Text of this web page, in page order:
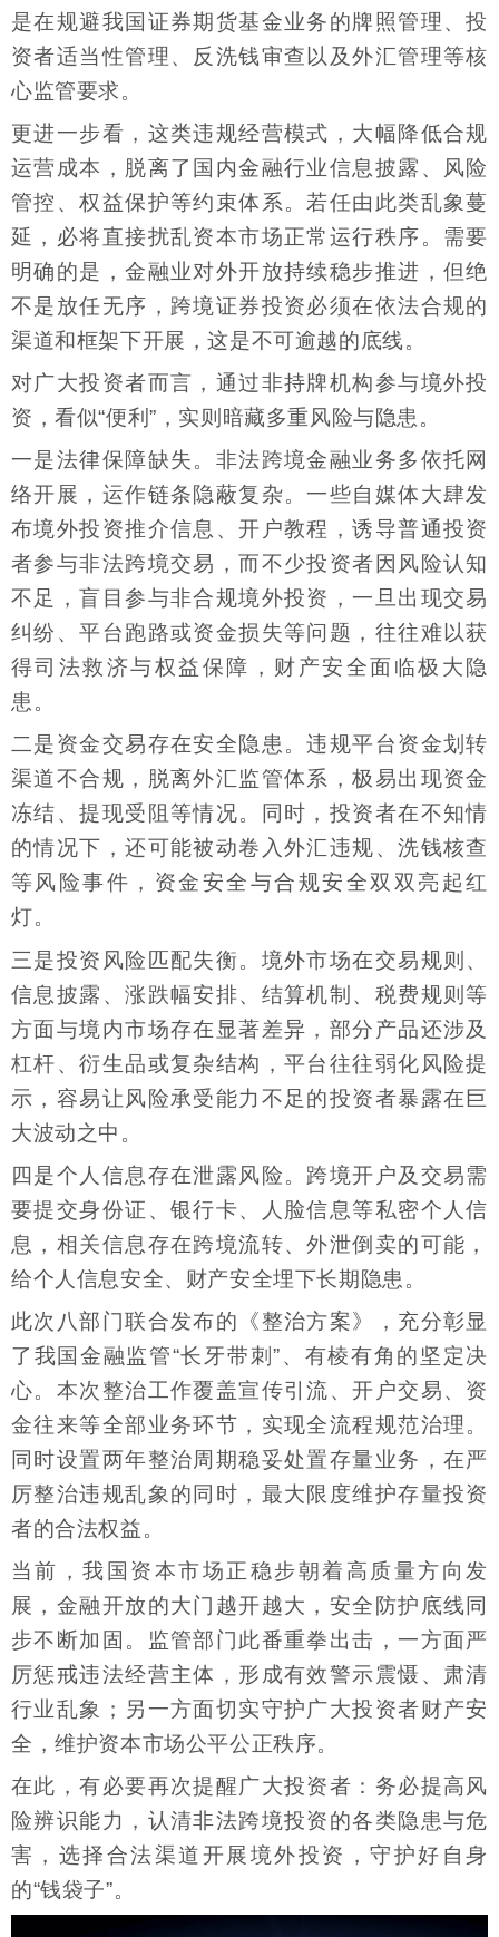
是在规避我国证券期货基金业务的牌照管理、投
资者适当性管理、反洗钱审查以及外汇管理等核
心监管要求。
更进一步看，这类违规经营模式，大幅降低合规
运营成本，脱离了国内金融行业信息披露、风险
管控、权益保护等约束体系。若任由此类乱象蔓
延，必将直接扰乱资本市场正常运行秩序。需要
明确的是，金融业对外开放持续稳步推进，但绝
不是放任无序，跨境证券投资必须在依法合规的
渠道和框架下开展，这是不可逾越的底线。
对广大投资者而言，通过非持牌机构参与境外投
资，看似“便利”，实则暗藏多重风险与隐患。
一是法律保障缺失。非法跨境金融业务多依托网
络开展，运作链条隐蔽复杂。一些自媒体大肆发
布境外投资推介信息、开户教程，诱导普通投资
者参与非法跨境交易，而不少投资者因风险认知
不足，盲目参与非合规境外投资，一旦出现交易
纠纷、平台跑路或资金损失等问题，往往难以获
得司法救济与权益保障，财产安全面临极大隐
患。
二是资金交易存在安全隐患。违规平台资金划转
渠道不合规，脱离外汇监管体系，极易出现资金
冻结、提现受阻等情况。同时，投资者在不知情
的情况下，还可能被动卷入外汇违规、洗钱核查
等风险事件，资金安全与合规安全双双亮起红
灯。
三是投资风险匹配失衡。境外市场在交易规则、
信息披露、涨跌幅安排、结算机制、税费规则等
方面与境内市场存在显著差异，部分产品还涉及
杠杆、衍生品或复杂结构，平台往往弱化风险提
示，容易让风险承受能力不足的投资者暴露在巨
大波动之中。
四是个人信息存在泄露风险。跨境开户及交易需
要提交身份证、银行卡、人脸信息等私密个人信
息，相关信息存在跨境流转、外泄倒卖的可能，
给个人信息安全、财产安全埋下长期隐患。
此次八部门联合发布的《整治方案》，充分彰显
了我国金融监管“长牙带刺”、有棱有角的坚定决
心。本次整治工作覆盖宣传引流、开户交易、资
金往来等全部业务环节，实现全流程规范治理。
同时设置两年整治周期稳妥处置存量业务，在严
厉整治违规乱象的同时，最大限度维护存量投资
者的合法权益。
当前，我国资本市场正稳步朝着高质量方向发
展，金融开放的大门越开越大，安全防护底线同
步不断加固。监管部门此番重拳出击，一方面严
厉惩戒违法经营主体，形成有效警示震慑、肃清
行业乱象；另一方面切实守护广大投资者财产安
全，维护资本市场公平公正秩序。
在此，有必要再次提醒广大投资者：务必提高风
险辨识能力，认清非法跨境投资的各类隐患与危
害，选择合法渠道开展境外投资，守护好自身
的“钱袋子”。